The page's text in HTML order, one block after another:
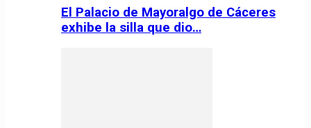
El Palacio de Mayoralgo de Cáceres
exhibe la silla que dio…